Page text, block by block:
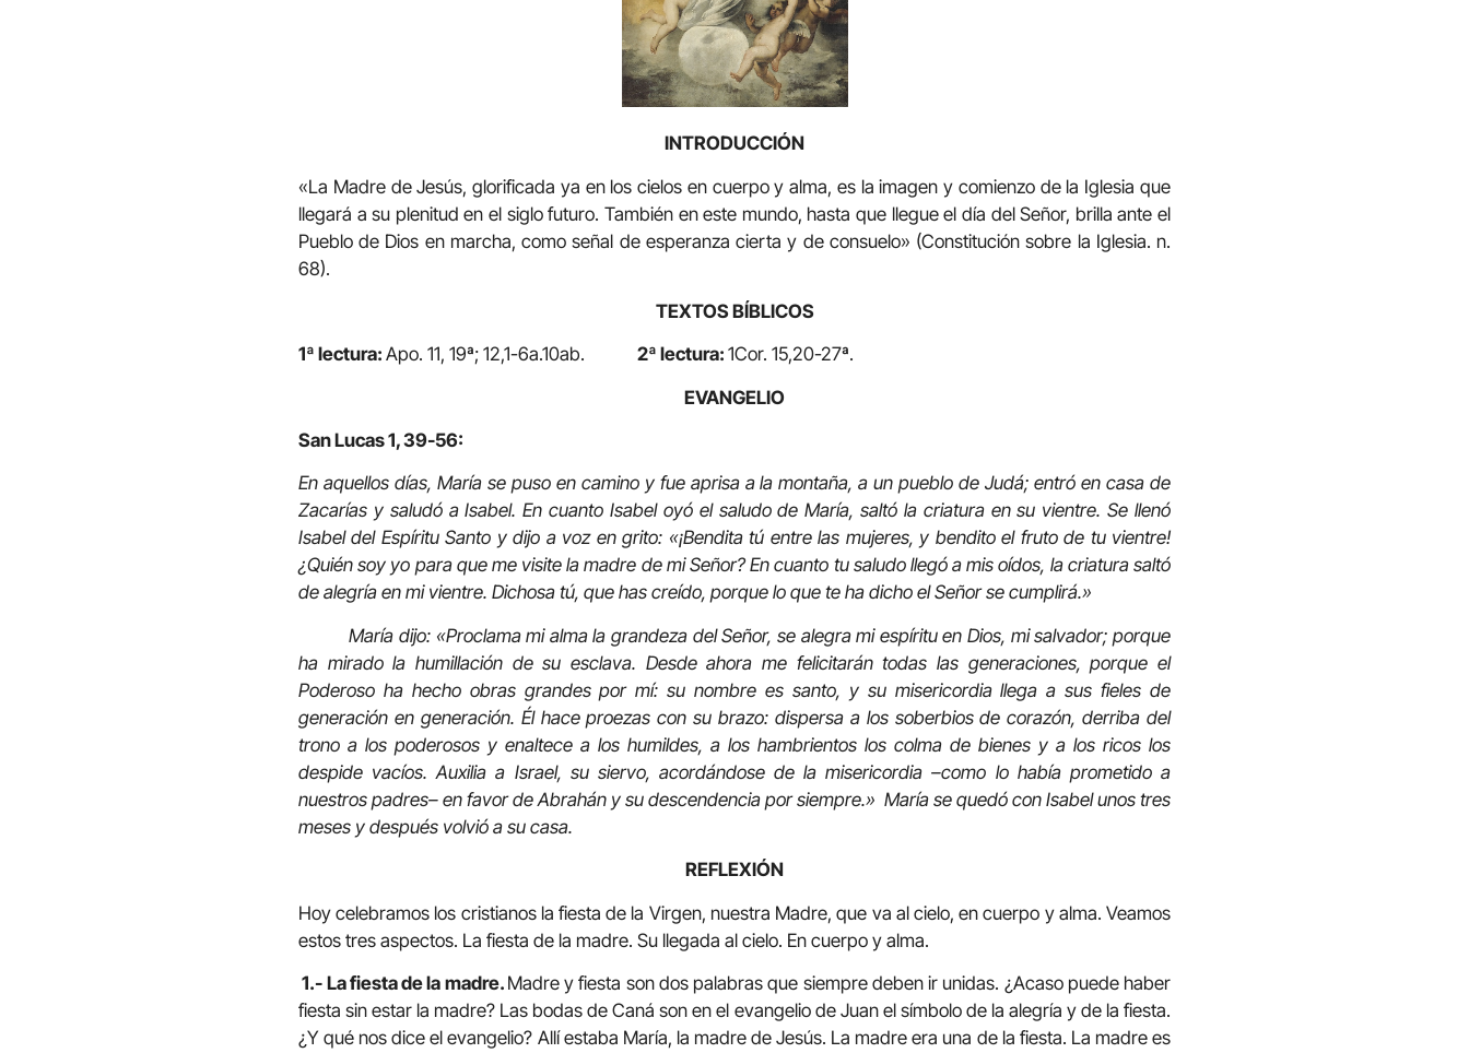
INTRODUCCIÓN
«La Madre de Jesús, glorificada ya en los cielos en cuerpo y alma, es la imagen y comienzo de la Iglesia que
llegará a su plenitud en el siglo futuro. También en este mundo, hasta que llegue el día del Señor, brilla ante el
Pueblo de Dios en marcha, como señal de esperanza cierta y de consuelo» (Constitución sobre la Iglesia. n.
68).
TEXTOS BÍBLICOS
1ª lectura: Apo. 11, 19ª; 12,1-6a.10ab. 2ª lectura: 1Cor. 15,20-27ª.
EVANGELIO
San Lucas 1, 39-56:
En aquellos días, María se puso en camino y fue aprisa a la montaña, a un pueblo de Judá; entró en casa de
Zacarías y saludó a Isabel. En cuanto Isabel oyó el saludo de María, saltó la criatura en su vientre. Se llenó
Isabel del Espíritu Santo y dijo a voz en grito: «¡Bendita tú entre las mujeres, y bendito el fruto de tu vientre!
¿Quién soy yo para que me visite la madre de mi Señor? En cuanto tu saludo llegó a mis oídos, la criatura saltó
de alegría en mi vientre. Dichosa tú, que has creído, porque lo que te ha dicho el Señor se cumplirá.»
María dijo: «Proclama mi alma la grandeza del Señor, se alegra mi espíritu en Dios, mi salvador; porque
ha mirado la humillación de su esclava. Desde ahora me felicitarán todas las generaciones, porque el
Poderoso ha hecho obras grandes por mí: su nombre es santo, y su misericordia llega a sus fieles de
generación en generación. Él hace proezas con su brazo: dispersa a los soberbios de corazón, derriba del
trono a los poderosos y enaltece a los humildes, a los hambrientos los colma de bienes y a los ricos los
despide vacíos. Auxilia a Israel, su siervo, acordándose de la misericordia –como lo había prometido a
nuestros padres– en favor de Abrahán y su descendencia por siempre.» María se quedó con Isabel unos tres
meses y después volvió a su casa.
REFLEXIÓN
Hoy celebramos los cristianos la fiesta de la Virgen, nuestra Madre, que va al cielo, en cuerpo y alma. Veamos
estos tres aspectos. La fiesta de la madre. Su llegada al cielo. En cuerpo y alma.
1.- La fiesta de la madre. Madre y fiesta son dos palabras que siempre deben ir unidas. ¿Acaso puede haber
fiesta sin estar la madre? Las bodas de Caná son en el evangelio de Juan el símbolo de la alegría y de la fiesta.
¿Y qué nos dice el evangelio? Allí estaba María, la madre de Jesús. La madre era una de la fiesta. La madre es